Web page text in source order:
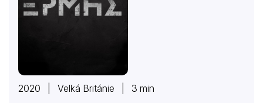
2020 | Velká Británie | 3 min